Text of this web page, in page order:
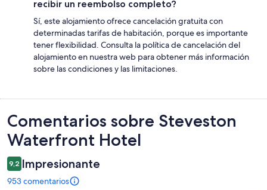
recibir un reembolso completo?
Sí, este alojamiento ofrece cancelación gratuita con
determinadas tarifas de habitación, porque es importante
tener flexibilidad. Consulta la política de cancelación del
alojamiento en nuestra web para obtener más información
sobre las condiciones y las limitaciones.
Comentarios
Comentarios sobre Steveston
Waterfront Hotel
9,2 Impresionante
953 comentarios